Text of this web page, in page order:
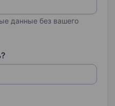
данные без вашего